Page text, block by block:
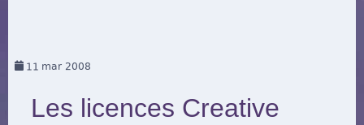
11 mar 2008
Les licences Creative